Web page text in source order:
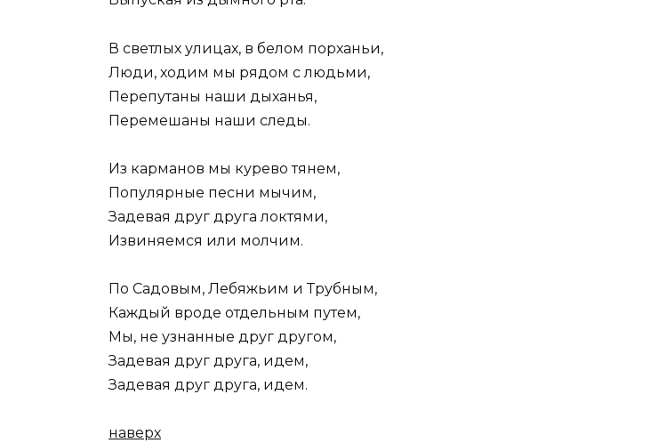
В светлых улицах, в белом порханьи,
Люди, ходим мы рядом с людьми,
Перепутаны наши дыханья,
Перемешаны наши следы.
Из карманов мы курево тянем,
Популярные песни мычим,
Задевая друг друга локтями,
Извиняемся или молчим.
По Садовым, Лебяжьим и Трубным,
Каждый вроде отдельным путем,
Мы, не узнанные друг другом,
Задевая друг друга, идем,
Задевая друг друга, идем.
наверх